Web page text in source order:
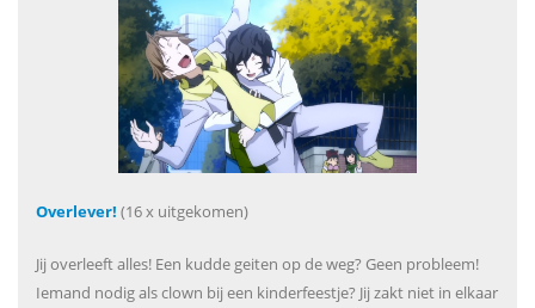
Overlever! (16 x uitgekomen)
Jij overleeft alles! Een kudde geiten op de weg? Geen probleem!
Iemand nodig als clown bij een kinderfeestje? Jij zakt niet in elkaar